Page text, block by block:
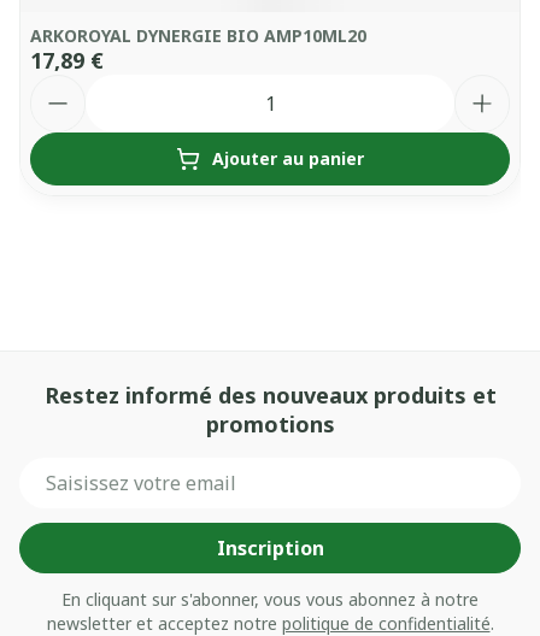
ARKOROYAL DYNERGIE BIO AMP10ML20
17,89 €
Ajouter au panier
Restez informé des nouveaux produits et
promotions
Inscription
En cliquant sur s'abonner, vous vous abonnez à notre
newsletter et acceptez notre politique de confidentialité.